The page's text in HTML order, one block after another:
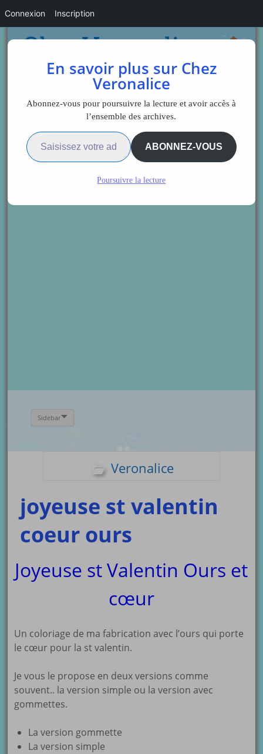
Sidebar
Veronalice
joyeuse st valentin
coeur ours
Joyeuse st Valentin Ours et
cœur
Un coloriage de ma fabrication avec l’ours qui porte
le cœur pour la st valentin.
Je vous le propose en deux versions comme
souvent.. la version simple ou la version avec
gommettes.
La version gommette
La version simple
En savoir plus sur Chez
Veronalice
Abonnez-vous pour poursuivre la lecture et avoir accès à
l’ensemble des archives.
Saisissez votre adresse e-mail…
ABONNEZ-VOUS
Poursuivre la lecture
Connexion Inscription